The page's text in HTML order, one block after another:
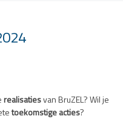
realisaties van BruZEL? Wil je
toekomstige acties?